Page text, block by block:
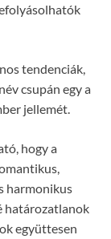
tendenciák,
csupán egy a
jellemét.
hogy a
harmonikus
határozatlanok
együttesen